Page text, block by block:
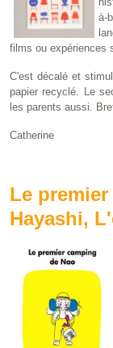
à-
films ou expériences
C'est décalé et
papier recyclé. Le
les parents aussi.
Catherine
Le
Hayashi,